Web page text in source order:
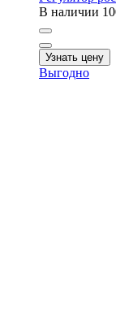
В наличии
Узнать цену
Выгодно